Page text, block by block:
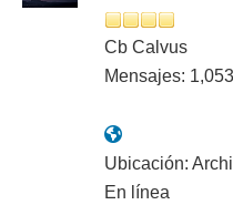
Cb Calvus
Mensajes: 1,053
Ubicación:
En línea